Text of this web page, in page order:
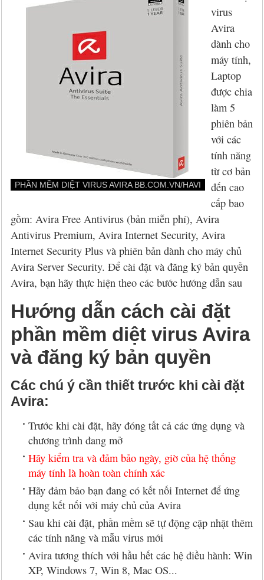
Eset NOD32 2027
Panda 2026, 2027
CMC InfoSec
Sucuri Website Scanner
Bkav Heartbleed Scanner
Cứu dữ liệu bị virus mã hóa
Đặt mua Panda
Đặt mua BullGuard
Đặt mua Malwarebytes
Đặt mua Webroot
Chính sách bảo mật
Thông tin về BB.Com.Vn
PHẦN MỀM DIỆT VIRUS AVIRA BB.COM.VN/HAVI
virus
Avira
dành cho
máy tính,
Laptop
được chia
làm 5
phiên bản
với các
tính năng
từ cơ bản
đến cao
cấp bao
gồm: Avira Free Antivirus (bản miễn phí), Avira
Antivirus Premium, Avira Internet Security, Avira
Internet Security Plus và phiên bản dành cho máy chủ
Avira Server Security. Để cài đặt và đăng ký bản quyền
Avira, bạn hãy thực hiện theo các bước hướng dẫn sau
Hướng dẫn cách cài đặt
phần mềm diệt virus Avira
và đăng ký bản quyền
Các chú ý cần thiết trước khi cài đặt
Avira:
Trước khi cài đặt, hãy đóng tất cả các ứng dụng và
chương trình đang mở
Hãy kiểm tra và đảm bảo ngày, giờ của hệ thống
máy tính là hoàn toàn chính xác
Hãy đảm bảo bạn đang có kết nối Internet để ứng
dụng kết nối với máy chủ của Avira
Sau khi cài đặt, phần mềm sẽ tự động cập nhật thêm
các tính năng và mẫu virus mới
Avira tương thích với hầu hết các hệ điều hành: Win
XP, Windows 7, Win 8, Mac OS...